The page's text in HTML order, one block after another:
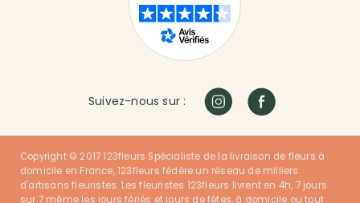
Suivez-nous sur :
Copyright © 2017 123fleurs Spécialiste de la livraison de fleurs à
domicile en France, 123fleurs fédère un réseau de milliers
d'artisans fleuristes. Les fleuristes 123fleurs livrent en 4h, 7 jours
sur 7 même les jours fériés et jours de fêtes, à domicile ou tout